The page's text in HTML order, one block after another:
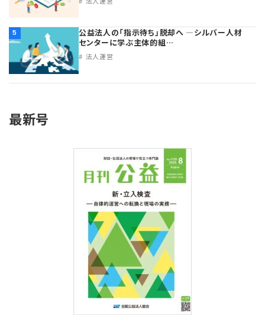
5
公益法人の「指示待ち」脱却へ ―シルバー人材
センターに学ぶ主体的組…
法人運営
最新号